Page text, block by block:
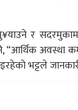
र
“आर्थिक
भट्टले